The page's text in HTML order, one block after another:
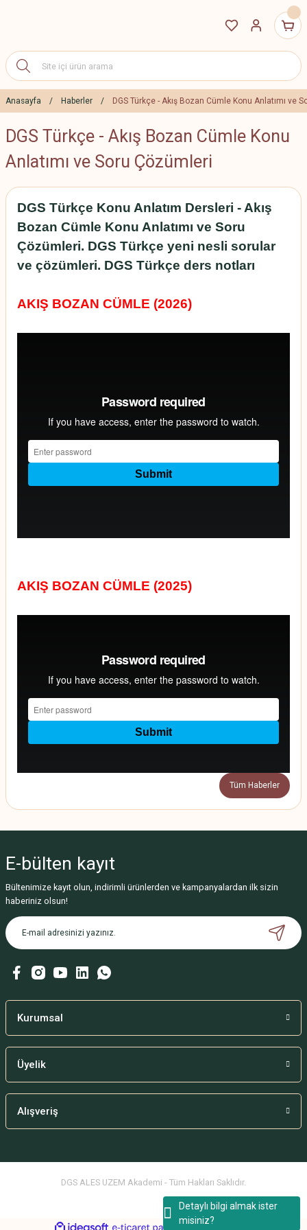
Detaylı bilgi almak ister
misiniz?
Anasayfa Haberler DGS Türkçe - Akış Bozan Cümle Konu Anlatımı ve
DGS Türkçe - Akış Bozan Cümle Konu
Anlatımı ve Soru Çözümleri
DGS Türkçe Konu Anlatım Dersleri - Akış
Bozan Cümle Konu Anlatımı ve Soru
Çözümleri. DGS Türkçe yeni nesli sorular
ve çözümleri. DGS Türkçe ders notları
AKIŞ BOZAN CÜMLE (2026)
AKIŞ BOZAN CÜMLE (2025)
Tüm Haberler
E-bülten kayıt
Bültenimize kayıt olun, indirimli ürünlerden ve kampanyalardan ilk sizin
haberiniz olsun!
Kurumsal
Üyelik
Alışveriş
DGS ALES UZEM Akademi - Tüm Hakları Saklıdır.
ideasoft